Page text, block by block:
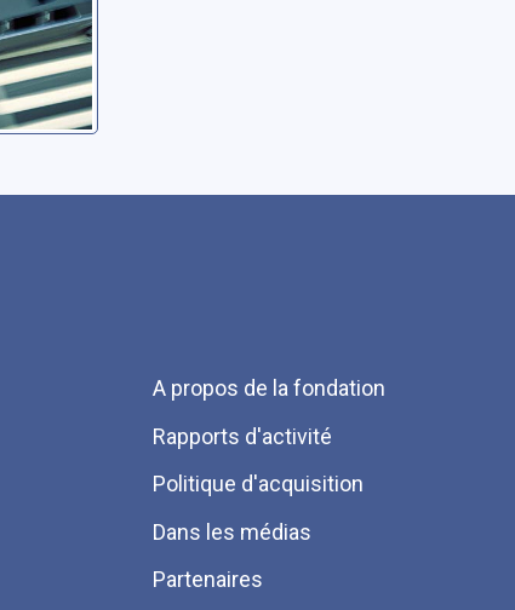
Menu
Pied
de
page
A propos de la fondation
Rapports d'activité
Politique d'acquisition
Dans les médias
Partenaires